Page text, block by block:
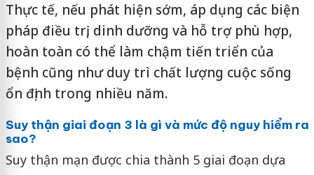
Thực tế, nếu phát hiện sớm, áp dụng các biện
pháp điều trị, dinh dưỡng và hỗ trợ phù hợp,
hoàn toàn có thể làm chậm tiến triển của
bệnh cũng như duy trì chất lượng cuộc sống
ổn định trong nhiều năm.
Suy thận giai đoạn 3 là gì và mức độ nguy hiểm ra
sao?
Suy thận mạn được chia thành 5 giai đoạn dựa